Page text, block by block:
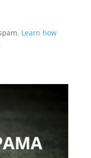
Learn how